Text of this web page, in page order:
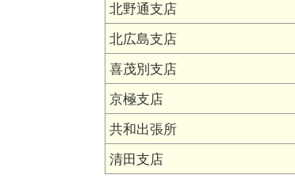
北野通支店
北広島支店
喜茂別支店
京極支店
共和出張所
清田支店